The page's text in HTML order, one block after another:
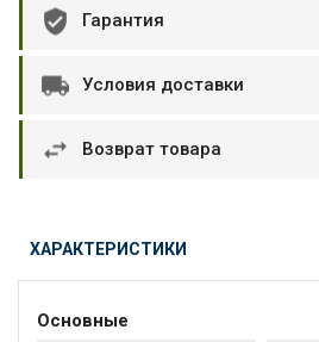
Гарантия
Условия доставки
Возврат товара
ХАРАКТЕРИСТИКИ
Основные